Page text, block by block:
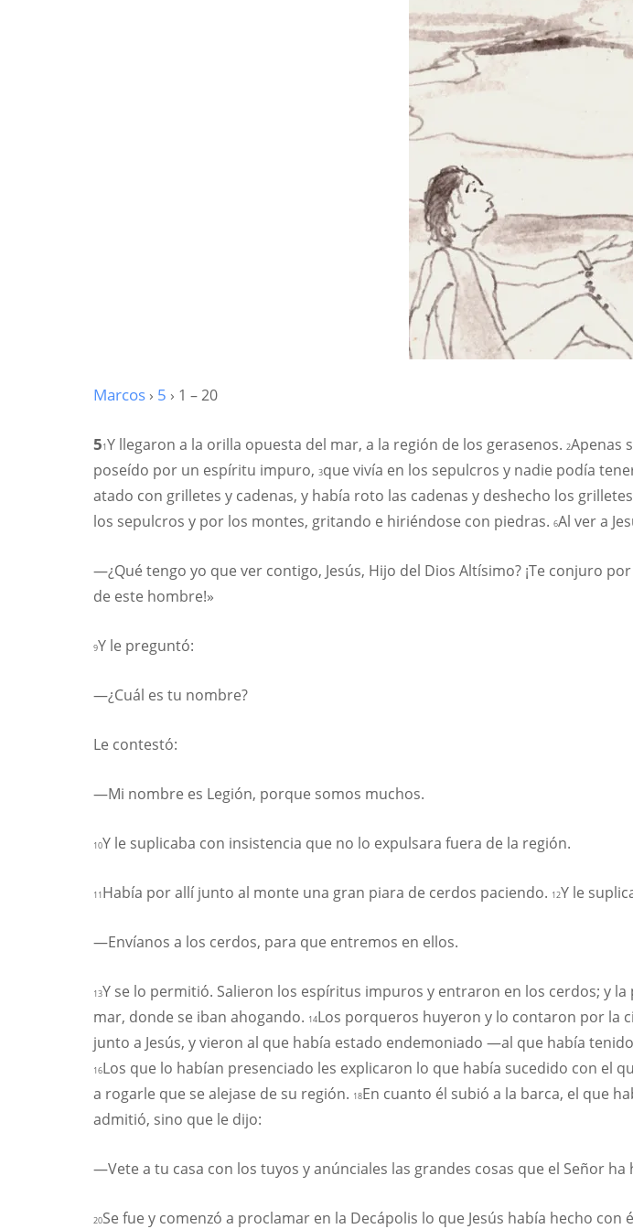
Marcos › 5 › 1 – 20
51Y llegaron a la orilla opuesta del mar, a la región de los gerasenos. 2Apenas
poseído por un espíritu impuro, 3que vivía en los sepulcros y nadie podía
atado con grilletes y cadenas, y había roto las cadenas y deshecho los
los sepulcros y por los montes, gritando e hiriéndose con piedras. 6Al ver a
—¿Qué tengo yo que ver contigo, Jesús, Hijo del Dios Altísimo? ¡Te conjuro
de este hombre!»
9Y le preguntó:
—¿Cuál es tu nombre?
Le contestó:
—Mi nombre es Legión, porque somos muchos.
10Y le suplicaba con insistencia que no lo expulsara fuera de la región.
11 Había por allí junto al monte una gran piara de cerdos paciendo. 12Y le
—Envíanos a los cerdos, para que entremos en ellos.
13Y se lo permitió. Salieron los espíritus impuros y entraron en los cerdos; y
mar, donde se iban ahogando. 14Los porqueros huyeron y lo contaron por la
junto a Jesús, y vieron al que había estado endemoniado —al que había
16Los que lo habían presenciado les explicaron lo que había sucedido con el
a rogarle que se alejase de su región. 18En cuanto él subió a la barca, el que
admitió, sino que le dijo:
—Vete a tu casa con los tuyos y anúnciales las grandes cosas que el Señor
20Se fue y comenzó a proclamar en la Decápolis lo que Jesús había hecho con